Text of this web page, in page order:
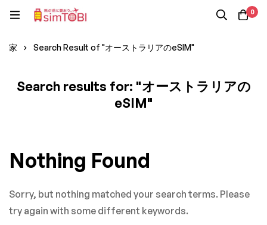
0
家 Search Result of "オーストラリアのeSIM"
Search results for: "オーストラリアの
eSIM"
Nothing Found
Sorry, but nothing matched your search terms. Please
try again with some different keywords.